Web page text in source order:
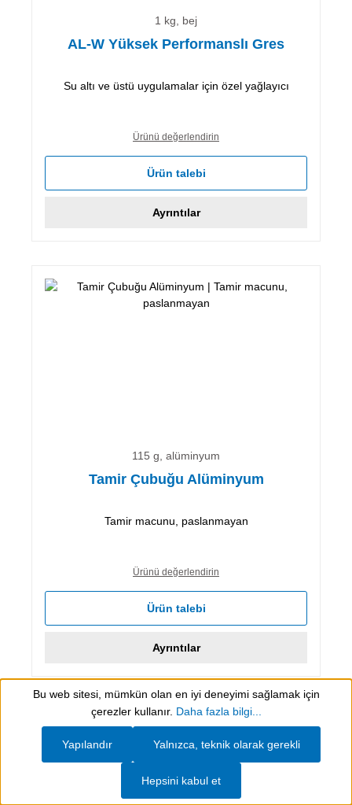
1 kg, bej
AL-W Yüksek Performanslı Gres
Su altı ve üstü uygulamalar için özel yağlayıcı
Ürünü değerlendirin
Ürün talebi
Ayrıntılar
115 g, alüminyum
Tamir Çubuğu Alüminyum
Tamir macunu, paslanmayan
Ürünü değerlendirin
Ürün talebi
Ayrıntılar
Sayfa
1 Sayfa
2 Sayfa
3
Show toolbar
Bu web sitesi, mümkün olan en iyi deneyimi sağlamak için
çerezler kullanır. Daha fazla bilgi...
Yalnızca, teknik olarak gerekli
Yapılandır
Hepsini kabul et